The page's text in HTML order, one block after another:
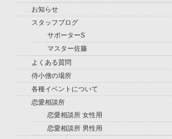
お知らせ
スタッフブログ
サポーターS
マスター佐藤
よくある質問
侍小僧の場所
各種イベントについて
恋愛相談所
恋愛相談所 女性用
恋愛相談所 男性用